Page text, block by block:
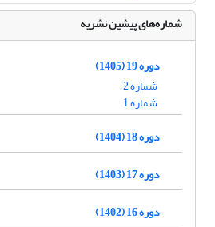
شماره‌های پیشین نشریه
دوره 19 (1405)
شماره 2
شماره 1
دوره 18 (1404)
دوره 17 (1403)
دوره 16 (1402)